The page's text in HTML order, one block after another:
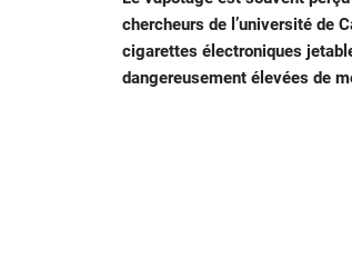
chercheurs de l’université de
cigarettes électroniques
dangereusement élevées de